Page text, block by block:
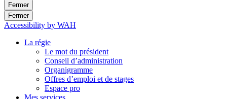
Fermer
Fermer
Accessibility by WAH
La régie
Le mot du président
Conseil d’administration
Organigramme
Offres d’emploi et de stages
Espace pro
Mes services